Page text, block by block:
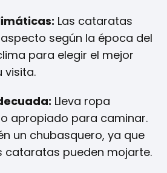
Las cataratas
según la época del
para elegir el mejor
visita.
Lleva ropa
apropiado para caminar.
un chubasquero, ya que
cataratas pueden mojarte.